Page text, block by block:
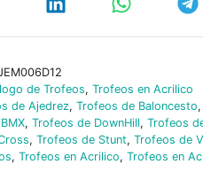
de Trofeos, Trofeos en Acrilico
de Ajedrez, Trofeos de Baloncesto,
, Trofeos de DownHill, Trofeos
, Trofeos de Stunt, Trofeos de
, Trofeos en Acrilico, Trofeos en